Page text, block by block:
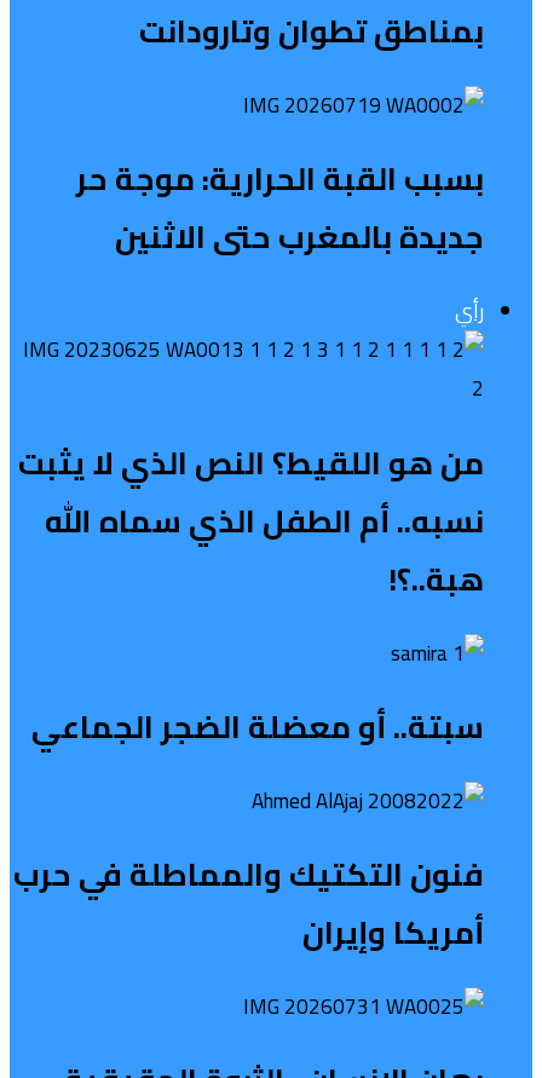
بمناطق تطوان وتارودانت
بسبب القبة الحرارية: موجة حر
جديدة بالمغرب حتى الاثنين
رأي
من هو اللقيط؟ النص الذي لا يثبت
نسبه.. أم الطفل الذي سماه الله
هبة..؟!
سبتة.. أو معضلة الضجر الجماعي
فنون التكتيك والمماطلة في حرب
أمريكا وإيران